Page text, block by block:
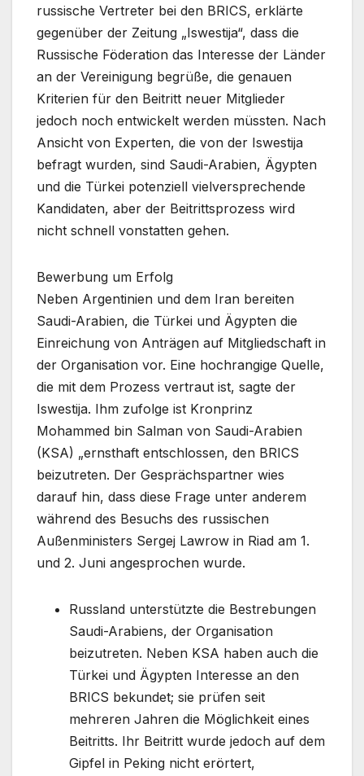
russische Vertreter bei den BRICS, erklärte
gegenüber der Zeitung „Iswestija“, dass die
Russische Föderation das Interesse der Länder
an der Vereinigung begrüße, die genauen
Kriterien für den Beitritt neuer Mitglieder
jedoch noch entwickelt werden müssten. Nach
Ansicht von Experten, die von der Iswestija
befragt wurden, sind Saudi-Arabien, Ägypten
und die Türkei potenziell vielversprechende
Kandidaten, aber der Beitrittsprozess wird
nicht schnell vonstatten gehen.
Bewerbung um Erfolg
Neben Argentinien und dem Iran bereiten
Saudi-Arabien, die Türkei und Ägypten die
Einreichung von Anträgen auf Mitgliedschaft in
der Organisation vor. Eine hochrangige Quelle,
die mit dem Prozess vertraut ist, sagte der
Iswestija. Ihm zufolge ist Kronprinz
Mohammed bin Salman von Saudi-Arabien
(KSA) „ernsthaft entschlossen, den BRICS
beizutreten. Der Gesprächspartner wies
darauf hin, dass diese Frage unter anderem
während des Besuchs des russischen
Außenministers Sergej Lawrow in Riad am 1.
und 2. Juni angesprochen wurde.
Russland unterstützte die Bestrebungen
Saudi-Arabiens, der Organisation
beizutreten. Neben KSA haben auch die
Türkei und Ägypten Interesse an den
BRICS bekundet; sie prüfen seit
mehreren Jahren die Möglichkeit eines
Beitritts. Ihr Beitritt wurde jedoch auf dem
Gipfel in Peking nicht erörtert,